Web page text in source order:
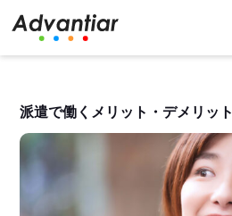
派遣で働くメリット・デメリット